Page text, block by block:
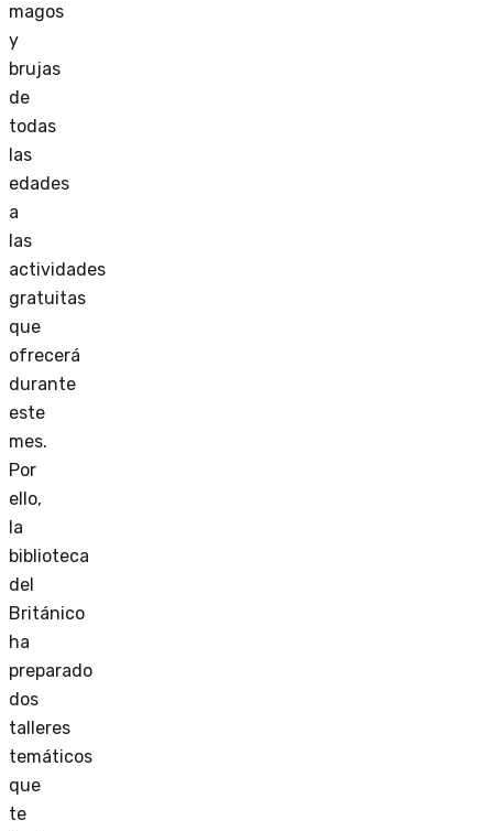
magos
y
brujas
de
todas
las
edades
a
las
actividades
gratuitas
que
ofrecerá
durante
este
mes.
Por
ello,
la
biblioteca
del
Británico
ha
preparado
dos
talleres
temáticos
que
te